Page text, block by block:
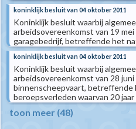
koninklijk besluit van 04 oktober 2011
Koninklijk besluit waarbij
arbeidsovereenkomst van 19
garagebedrijf, betreffende het
koninklijk besluit van 04 oktober 2011
Koninklijk besluit waarbij
arbeidsovereenkomst van 28
binnenscheepvaart, betreffende
beroepsverleden waarvan 20
toon meer (48)